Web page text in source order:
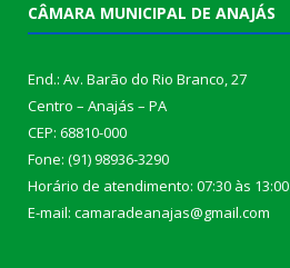
CÂMARA MUNICIPAL DE ANAJÁS
End.: Av. Barão do Rio Branco, 27
Centro – Anajás – PA
CEP: 68810-000
Fone: (91) 98936-3290
Horário de atendimento: 07:30 às 13:00
E-mail: camaradeanajas@gmail.com